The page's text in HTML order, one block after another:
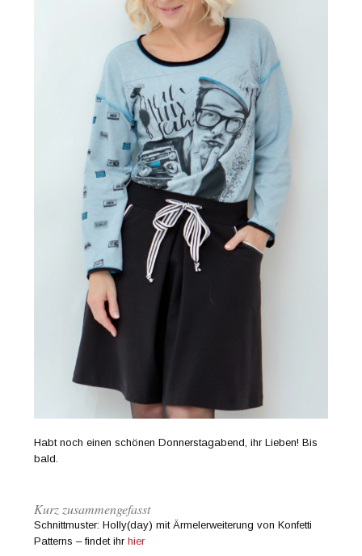
Habt noch einen schönen Donnerstagabend, ihr Lieben! Bis
bald.
Kurz zusammengefasst
Schnittmuster: Holly(day) mit Ärmelerweiterung von Konfetti
Patterns – findet ihrhier